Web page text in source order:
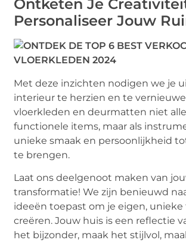
Ontketen Je
Personaliseer Jouw
Met deze inzichten nodigen we je
interieur te herzien en te
vloerkleden en deurmatten niet
functionele items, maar als
unieke smaak en persoonlijkheid
te brengen.
Laat ons deelgenoot maken van
transformatie! We zijn benieuwd
ideeën toepast om je eigen,
creëren. Jouw huis is een reflectie
het bijzonder, maak het stijlvol,